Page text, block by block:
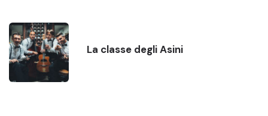
La classe degli Asini